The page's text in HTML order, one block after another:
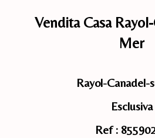
Vendita Casa
Mer
Rayol-Canadel-
Esclusiva
Ref :